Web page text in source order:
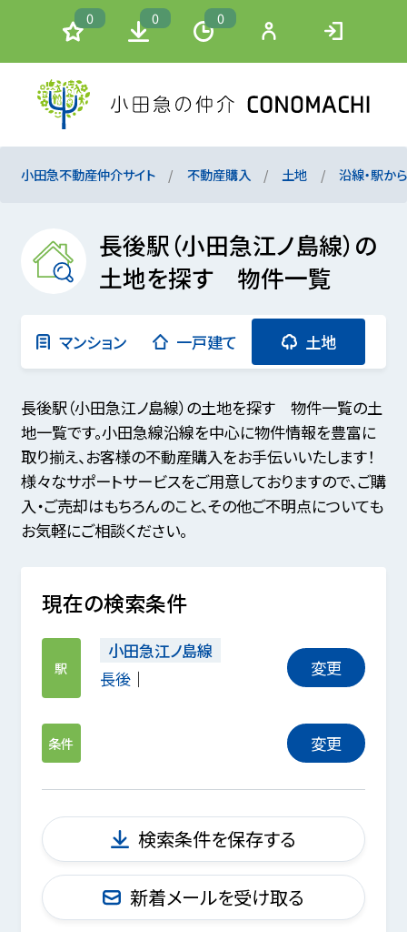
0 0 0
小田急不動産仲介サイト 不動産購入 土地 沿線・駅か
長後駅（小田急江ノ島線）の
土地を探す 物件一覧
マンション 一戸建て 土地
長後駅（小田急江ノ島線）の土地を探す 物件一覧の土
地一覧です。小田急線沿線を中心に物件情報を豊富に
取り揃え、お客様の不動産購入をお手伝いいたします！
様々なサポートサービスをご用意しておりますので、ご購
入・ご売却はもちろんのこと、その他ご不明点についても
お気軽にご相談ください。
現在の検索条件
駅
小田急江ノ島線
長後
変更
条件 変更
検索条件を保存する
新着メールを受け取る